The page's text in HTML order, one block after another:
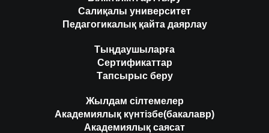
Салиқалы университет
Педагогикалық қайта даярлау
Тыңдаушыларға
Сертификаттар
Тапсырыс беру
Жылдам сілтемелер
Академиялық күнтізбе(бакалавр)
Академиялық саясат